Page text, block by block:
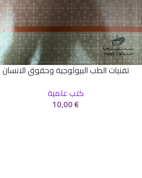
إضافة إلى السلة
تقنيات الطب البيولوجية وحقوق الانسان
كتب علمية
10,00€